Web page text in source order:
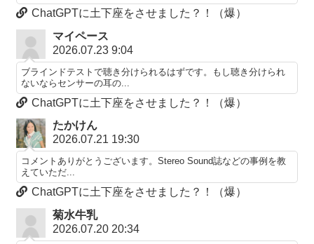
ChatGPTに土下座をさせました？！（爆）
マイペース
2026.07.23 9:04
ブラインドテストで聴き分けられるはずです。もし聴き分けられ
ないならセンサーの耳の...
ChatGPTに土下座をさせました？！（爆）
たかけん
2026.07.21 19:30
コメントありがとうございます。Stereo Sound誌などの事例を教
えていただ...
ChatGPTに土下座をさせました？！（爆）
菊水牛乳
2026.07.20 20:34